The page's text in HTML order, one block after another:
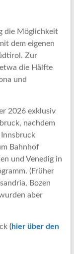
die Möglichkeit
dem eigenen
Zur
die Hälfte
und
2026 exklusiv
nachdem
Bahnhof
und Venedig in
(Früher
Bozen
aber
(hier über den